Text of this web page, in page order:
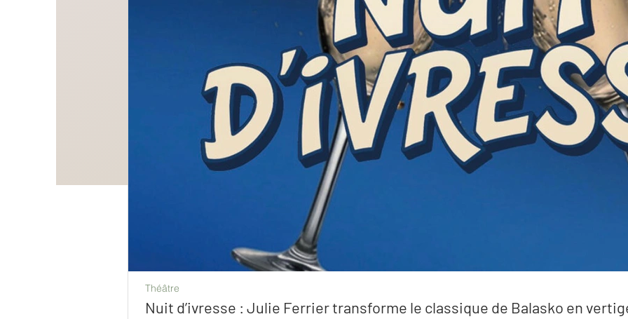
Nuit d’ivresse : Julie Ferrier transforme le classique de Balasko en
Théâtre